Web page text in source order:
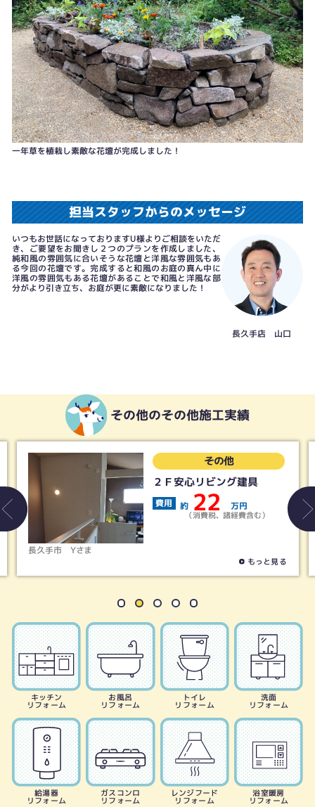
既存の花壇を解体します。
基礎をしっかりと固めます。
一年草を植栽し素敵な花壇が完成しました！
担当スタッフからのメッセージ
いつもお世話になっておりますU様よりご相談をいただ
き、ご要望をお聞きし２つのプランを作成しました、
純和風の雰囲気に合いそうな花壇と洋風な雰囲気もあ
る今回の花壇です。完成すると和風のお庭の真ん中に
洋風の雰囲気もある花壇があることで和風と洋風な部
分がより引き立ち、お庭が更に素敵になりました！
長久手店 山口
その他のその他施工実績
長久手市 Yさま
その他
２Ｆ安心リビング建具
費用 約 22 万円
（消費税、諸経費含む）
もっと見る
キッチン
リフォーム
お風呂
リフォーム
トイレ
リフォーム
洗面
リフォーム
給湯器
リフォーム
ガスコンロ
リフォーム
レンジフード
リフォーム
浴室暖房
リフォーム